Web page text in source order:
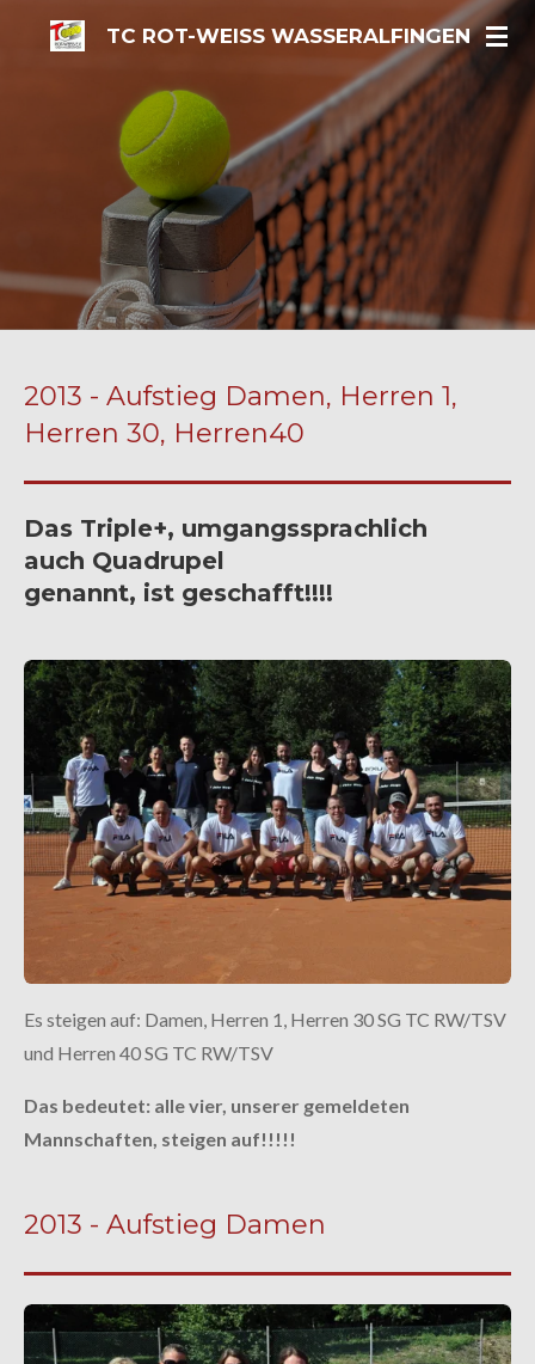
Zum
TC ROT-WEISS WASSERALFINGEN
2013 - Aufstieg Damen, Herren 1,
Herren 30, Herren40
Das Triple+, umgangssprachlich
auch Quadrupel
genannt, ist geschafft!!!!
Es steigen auf: Damen, Herren 1, Herren 30 SG TC RW/TSV
und Herren 40 SG TC RW/TSV
Das bedeutet: alle vier, unserer gemeldeten
Mannschaften, steigen auf!!!!!
2013 - Aufstieg Damen